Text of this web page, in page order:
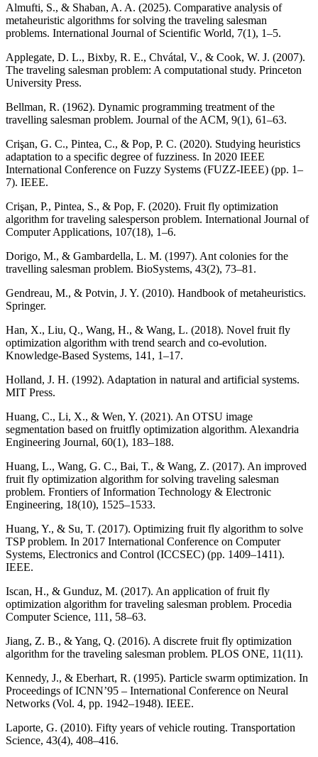
Almufti, S., & Shaban, A. A. (2025). Comparative analysis of
metaheuristic algorithms for solving the traveling salesman
problems. International Journal of Scientific World, 7(1), 1–5.
Applegate, D. L., Bixby, R. E., Chvátal, V., & Cook, W. J. (2007).
The traveling salesman problem: A computational study. Princeton
University Press.
Bellman, R. (1962). Dynamic programming treatment of the
travelling salesman problem. Journal of the ACM, 9(1), 61–63.
Crişan, G. C., Pintea, C., & Pop, P. C. (2020). Studying heuristics
adaptation to a specific degree of fuzziness. In 2020 IEEE
International Conference on Fuzzy Systems (FUZZ-IEEE) (pp. 1–
7). IEEE.
Crişan, P., Pintea, S., & Pop, F. (2020). Fruit fly optimization
algorithm for traveling salesperson problem. International Journal of
Computer Applications, 107(18), 1–6.
Dorigo, M., & Gambardella, L. M. (1997). Ant colonies for the
travelling salesman problem. BioSystems, 43(2), 73–81.
Gendreau, M., & Potvin, J. Y. (2010). Handbook of metaheuristics.
Springer.
Han, X., Liu, Q., Wang, H., & Wang, L. (2018). Novel fruit fly
optimization algorithm with trend search and co-evolution.
Knowledge-Based Systems, 141, 1–17.
Holland, J. H. (1992). Adaptation in natural and artificial systems.
MIT Press.
Huang, C., Li, X., & Wen, Y. (2021). An OTSU image
segmentation based on fruitfly optimization algorithm. Alexandria
Engineering Journal, 60(1), 183–188.
Huang, L., Wang, G. C., Bai, T., & Wang, Z. (2017). An improved
fruit fly optimization algorithm for solving traveling salesman
problem. Frontiers of Information Technology & Electronic
Engineering, 18(10), 1525–1533.
Huang, Y., & Su, T. (2017). Optimizing fruit fly algorithm to solve
TSP problem. In 2017 International Conference on Computer
Systems, Electronics and Control (ICCSEC) (pp. 1409–1411).
IEEE.
Iscan, H., & Gunduz, M. (2017). An application of fruit fly
optimization algorithm for traveling salesman problem. Procedia
Computer Science, 111, 58–63.
Jiang, Z. B., & Yang, Q. (2016). A discrete fruit fly optimization
algorithm for the traveling salesman problem. PLOS ONE, 11(11).
Kennedy, J., & Eberhart, R. (1995). Particle swarm optimization. In
Proceedings of ICNN’95 – International Conference on Neural
Networks (Vol. 4, pp. 1942–1948). IEEE.
Laporte, G. (2010). Fifty years of vehicle routing. Transportation
Science, 43(4), 408–416.